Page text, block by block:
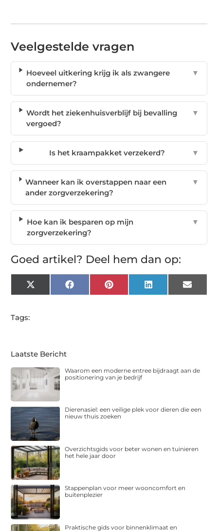
Veelgestelde vragen
Hoeveel uitkering krijg ik als zwangere
ondernemer?
▼
Wordt het ziekenhuisverblijf bij bevalling
vergoed?
▼
Is het kraampakket verzekerd? ▼
Wanneer kan ik overstappen naar een
ander zorgverzekering?
▼
Hoe kan ik besparen op mijn
zorgverzekering?
▼
Goed artikel? Deel hem dan op:
X
(Twitter)
FacebookPinterest LinkedIn Email
Tags:
Laatste Bericht
Waarom een moderne entree bijdraagt aan de
positionering van je bedrijf
Dierenasiel: een veilige plek voor dieren die een
nieuw thuis zoeken
Overzichtsgids voor beter wonen en tuinieren
het hele jaar door
Stappenplan voor meer wooncomfort en
buitenplezier
Praktische gids voor binnenklimaat en